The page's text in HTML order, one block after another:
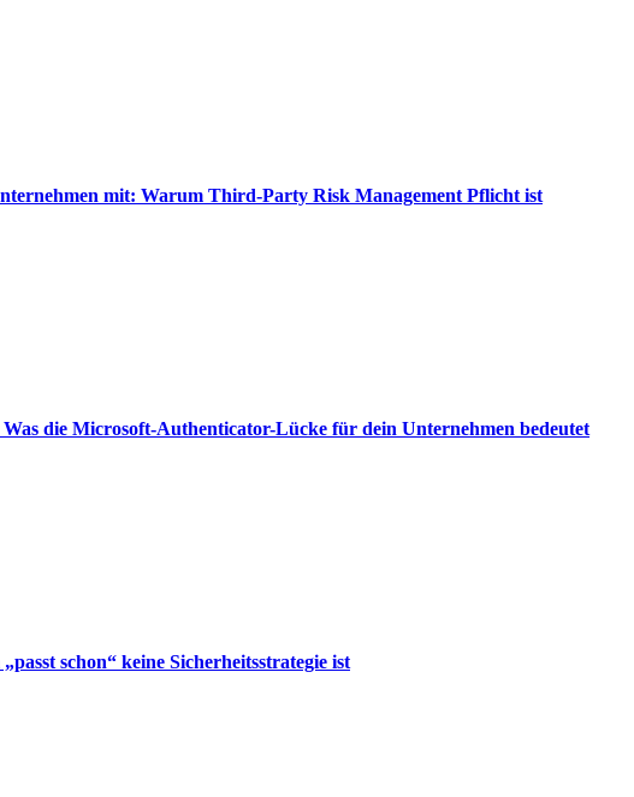
mit: Warum Third-Party Risk Management Pflicht ist
die Microsoft-Authenticator-Lücke für dein Unternehmen bedeutet
schon“ keine Sicherheitsstrategie ist